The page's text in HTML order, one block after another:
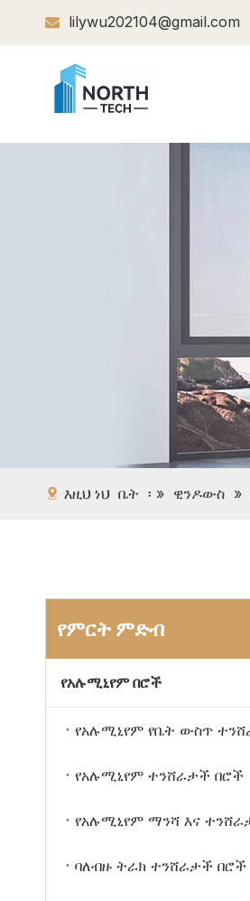
 lilywu202104@gmail.com
እዚህ ነህ ቤት ፡ » ዊንዶውስ »
የምርት ምድብ
የአሉሚኒየም በሮች
የአሉሚኒየም ተንሸራታች በሮች
ባለብዙ ትራክ ተንሸራታች በሮች